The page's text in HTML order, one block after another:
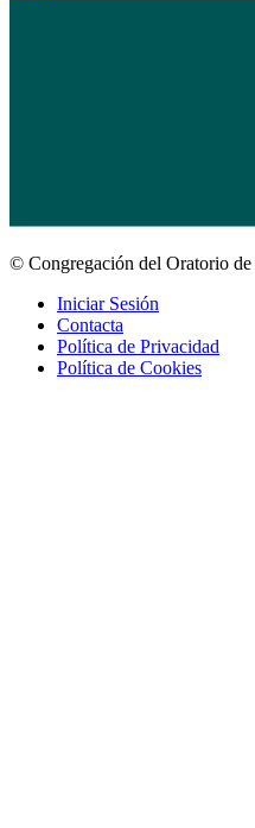
© Congregación del Oratorio
Iniciar Sesión
Contacta
Política de Privacidad
Política de Cookies